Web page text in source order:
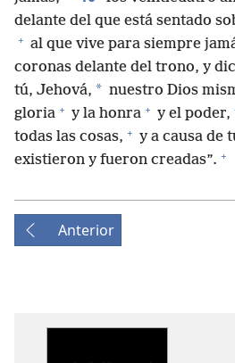
delante del que está sentado
+ al que vive para siempre
coronas delante del trono, y
tú, Jehová, * nuestro Dios
gloria + y la honra + y el poder,
todas las cosas, + y a causa de
existieron y fueron creadas”. +
Anterior